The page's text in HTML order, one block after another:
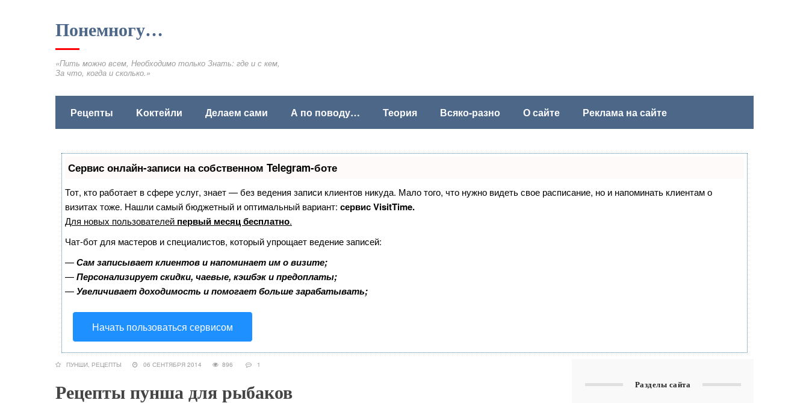
Понемногу…
«Пить можно всем, Необходимо только Знать: где и с кем,
За что, когда и сколько.»
Рецепты Kоктейли Делаем сами А по поводу… Теория Всяко-разно О сайте Реклама на сайте
Сервис онлайн-записи на собственном Telegram-боте
Тот, кто работает в сфере услуг, знает — без ведения записи клиентов никуда. Мало того, что нужно видеть свое расписание, но и напоминать клиентам о
визитах тоже. Нашли самый бюджетный и оптимальный вариант: сервис VisitTime.
Для новых пользователей первый месяц бесплатно.
Чат-бот для мастеров и специалистов, который упрощает ведение записей:
—Сам записывает клиентов и напоминает им о визите;
—Персонализирует скидки, чаевые, кэшбэк и предоплаты;
—Увеличивает доходимость и помогает больше зарабатывать;
Начать пользоваться сервисом
ПУНШИ, РЕЦЕПТЫ 06 СЕНТЯБРЯ 2014 896 1
Рецепты пунша для рыбаков Разделы сайта